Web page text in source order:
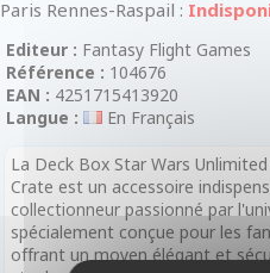
Paris Rennes-Raspail :
Editeur : Fantasy Flight Games
Référence : 104676
EAN : 4251715413920
Langue :
En Français
La Deck Box Star Wars
Crate est un accessoire
collectionneur passionné par
spécialement conçue pour les
offrant un moyen élégant et